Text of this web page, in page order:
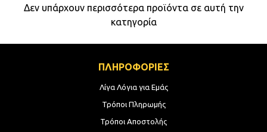
Δεν υπάρχουν περισσότερα προϊόντα σε αυτή την
κατηγορία
ΠΛΗΡΟΦΟΡΙΕΣ
Λίγα Λόγια για Εμάς
Τρόποι Πληρωμής
Τρόποι Αποστολής